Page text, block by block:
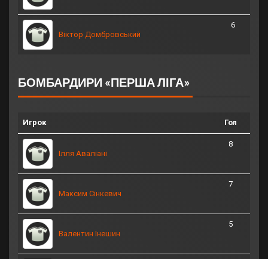
Віктор Домбровський
6
БОМБАРДИРИ «ПЕРША ЛІГА»
Игрок Гол
Ілля Аваліані
8
Максим Сінкевич
7
Валентин Інешин
5